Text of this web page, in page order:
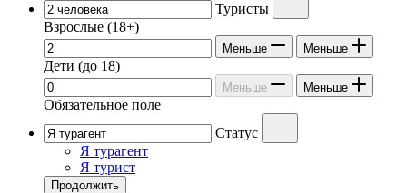
Туристы
Взрослые (18+)
Меньше Меньше
Дети (до 18)
Меньше Меньше
Обязательное поле
Статус
Я турагент
Я турист
Продолжить